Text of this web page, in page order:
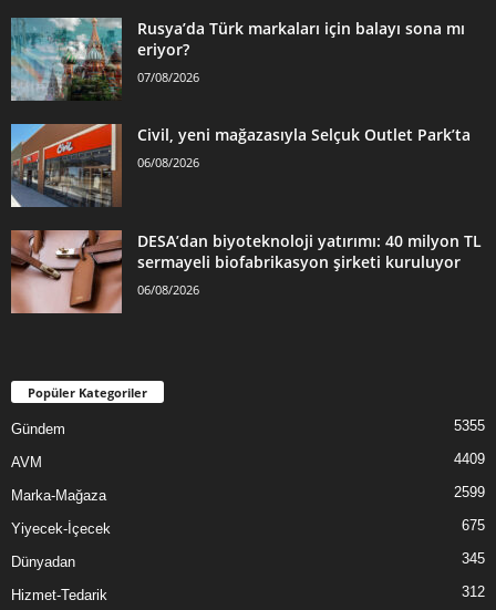
Rusya’da Türk markaları için balayı sona mı
eriyor?
07/08/2026
Civil, yeni mağazasıyla Selçuk Outlet Park’ta
06/08/2026
DESA’dan biyoteknoloji yatırımı: 40 milyon TL
sermayeli biofabrikasyon şirketi kuruluyor
06/08/2026
Popüler Kategoriler
Gündem 5355
AVM 4409
Marka-Mağaza 2599
Yiyecek-İçecek 675
Dünyadan 345
Hizmet-Tedarik 312